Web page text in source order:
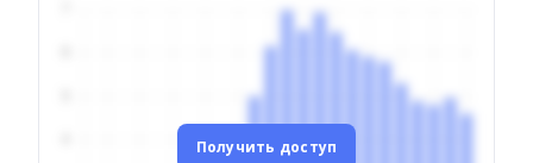
Получить доступ